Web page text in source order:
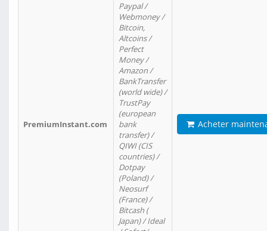
PremiumInstant.com
Paypal /
Webmoney /
Bitcoin,
Altcoins /
Perfect
Money /
Amazon /
BankTransfer
(world wide) /
TrustPay
(european
bank
transfer) /
QIWI (CIS
countries) /
Dotpay
(Poland) /
Neosurf
(France) /
Bitcash (
Japan) / Ideal
Acheter